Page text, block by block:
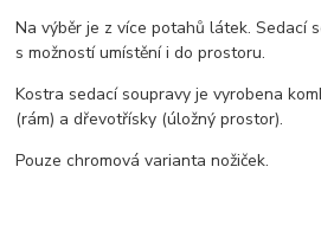
Na výběr je z více potahů látek. Sedací
s možností umístění i do prostoru.
Kostra sedací soupravy je vyrobena
(rám) a dřevotřísky (úložný prostor).
Pouze chromová varianta nožiček.